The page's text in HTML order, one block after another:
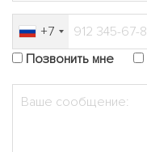
+7
Позвонить мне